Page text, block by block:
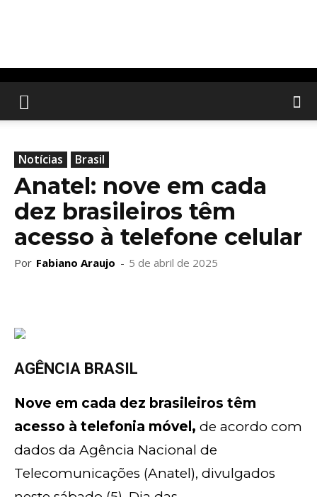
Notícias Brasil
Anatel: nove em cada
dez brasileiros têm
acesso à telefone celular
Por Fabiano Araujo - 5 de abril de 2025
AGÊNCIA BRASIL
Nove em cada dez brasileiros têm
acesso à telefonia móvel, de acordo com
dados da Agência Nacional de
Telecomunicações (Anatel), divulgados